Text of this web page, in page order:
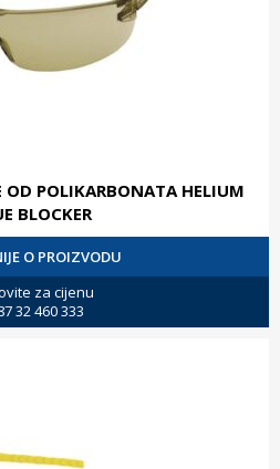
POLIKARBONATA HELIUM
BLOCKER
O PROIZVODU
za cijenu
32 460 333